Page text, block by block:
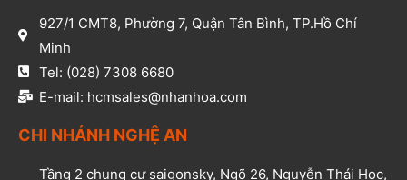
927/1 CMT8, Phường 7, Quận Tân Bình, TP.Hồ Chí
Minh​
Tel: (028) 7308 6680​
E-mail: hcmsales@nhanhoa.com​
CHI NHÁNH NGHỆ AN​
Tầng 2 chung cư saigonsky, Ngõ 26, Nguyễn Thái Học,